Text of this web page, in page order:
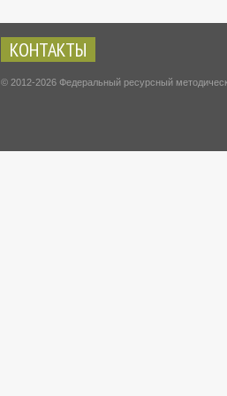
КОНТАКТЫ
© 2012-2026 Федеральный ресурсный